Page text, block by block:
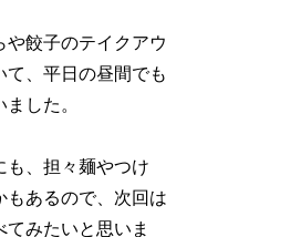
や餃子のテイクアウ
て、平日の昼間でも
した。
も、担々麺やつけ
もあるので、次回は
みたいと思いま